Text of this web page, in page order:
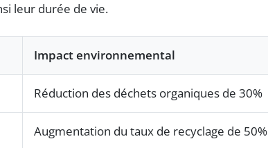
leur durée de vie.
Impact environnemental
Réduction des déchets organiques de 30%
Augmentation du taux de recyclage de 50%